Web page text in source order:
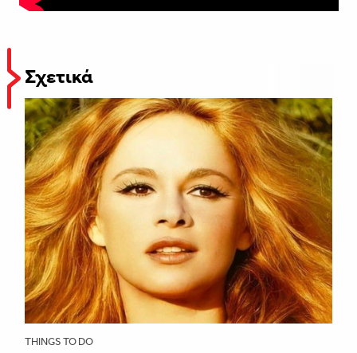
Σχετικά
THINGS TO DO